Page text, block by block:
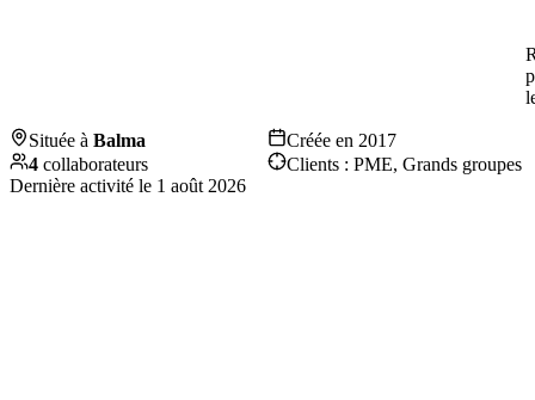
Située à Balma Créée en 2017
4 collaborateurs Clients : PME, Grands groupes
Dernière activité le 1 août 2026